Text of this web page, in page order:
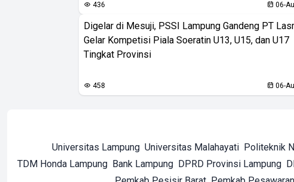
436 06-
Digelar di Mesuji, PSSI Lampung Gandeng PT
Gelar Kompetisi Piala Soeratin U13, U15, dan U17
Tingkat Provinsi
458 06-
Universitas Lampung Universitas Malahayati Politeknik
TDM Honda Lampung Bank Lampung DPRD Provinsi Lampung